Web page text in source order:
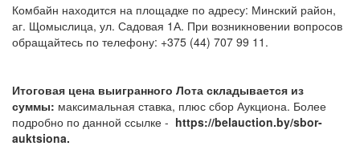
Комбайн находится на площадке по адресу: Минский район,
аг. Щомыслица, ул. Садовая 1А. При возникновении вопросов
обращайтесь по телефону: +375 (44) 707 99 11.
Итоговая цена выигранного Лота складывается из
суммы: максимальная ставка, плюс сбор Аукциона. Более
подробно по данной ссылке - https://belauction.by/sbor-
auktsiona.